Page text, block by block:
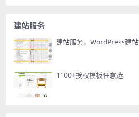
建站服务
建站服务，WordPress建站
1100+授权模板任意选